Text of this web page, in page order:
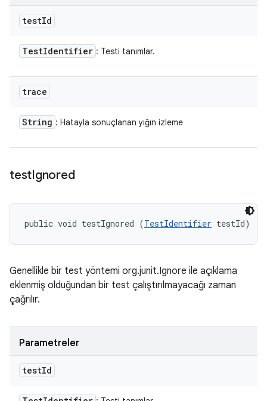
testId
TestIdentifier : Testi tanımlar.
trace
String : Hatayla sonuçlanan yığın izleme
testIgnored
public void testIgnored (TestIdentifier testId)
Genellikle bir test yöntemi org.junit.Ignore ile açıklama
eklenmiş olduğundan bir test çalıştırılmayacağı zaman
çağrılır.
Parametreler
testId